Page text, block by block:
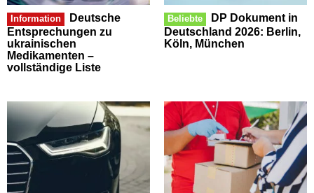
Information
Deutsche
Entsprechungen zu
ukrainischen
Medikamenten –
vollständige Liste
Beliebte
DP Dokument in
Deutschland 2026: Berlin,
Köln, München